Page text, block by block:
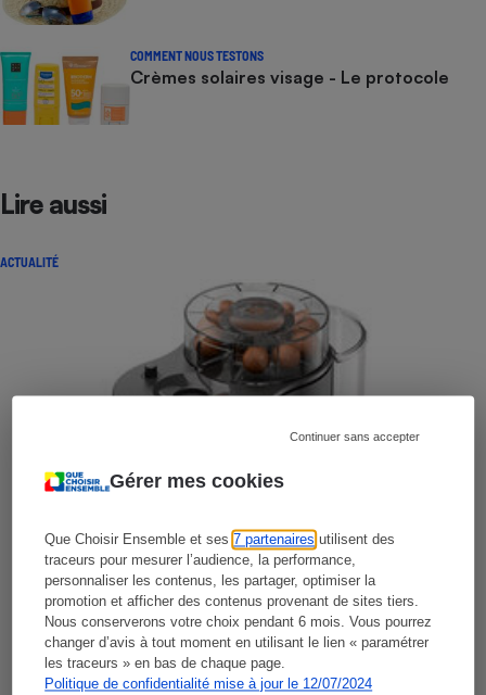
Gérer mes cookies
Que Choisir Ensemble et ses7 partenaires utilisent des
traceurs pour mesurer l’audience, la performance,
personnaliser les contenus, les partager, optimiser la
promotion et afficher des contenus provenant de sites tiers.
Nous conserverons votre choix pendant 6 mois. Vous pourrez
changer d’avis à tout moment en utilisant le lien « paramétrer
les traceurs » en bas de chaque page.
Politique de confidentialité mise à jour le 12/07/2024
Continuer sans accepter
COMMENT NOUS TESTONS
Crèmes solaires visage - Le protocole
Lire aussi
ACTUALITÉ